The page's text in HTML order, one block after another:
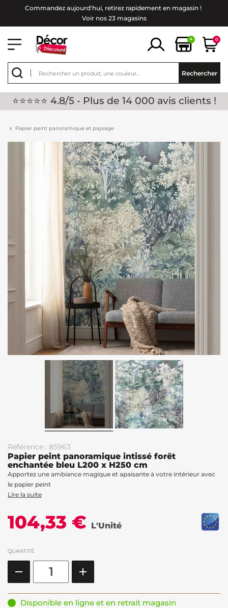
Commandez aujourd'hui, retirez rapidement en magasin !
Voir nos 23 magasins
+ 0
Rechercher
⭐⭐⭐⭐⭐ 4.8/5 - Plus de 14 000 avis clients !
Papier peint panoramique et paysage
Référence : 85963
Papier peint panoramique intissé forêt
enchantée bleu L200 x H250 cm
Apportez une ambiance magique et apaisante à votre intérieur avec
le papier peint
Lire la suite
104,33 € L'Unité
QUANTITÉ
Disponible en ligne et en retrait magasin